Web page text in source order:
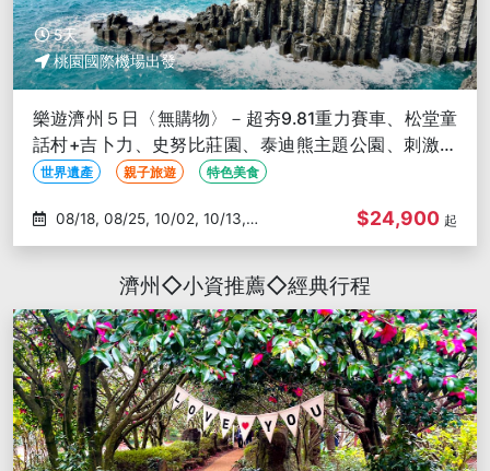
5天
桃園國際機場出發
樂遊濟州５日〈無購物〉－超夯9.81重力賽車、松堂童
話村+吉卜力、史努比莊園、泰迪熊主題公園、刺激摩
托車秀、東門傳統市場
世界遺產 親子旅遊 特色美食
10/20
$24,900 起
濟州◇小資推薦◇經典行程